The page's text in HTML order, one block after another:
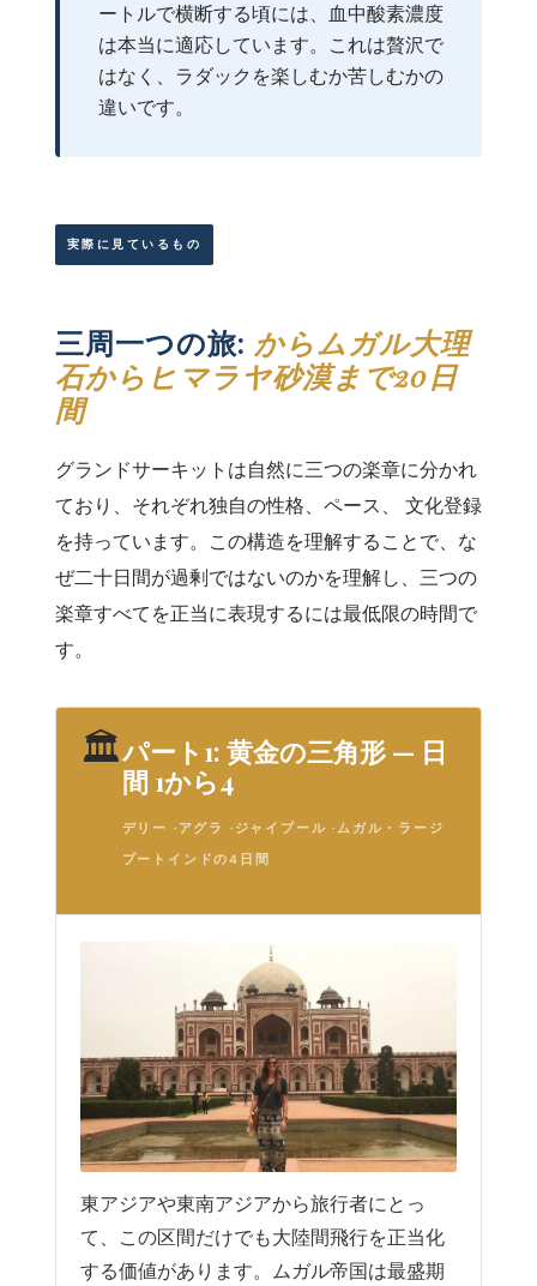
ートルで横断する頃には、血中酸素濃度
は本当に適応しています。これは贅沢で
はなく、ラダックを楽しむか苦しむかの
違いです。
実際に見ているもの
三周一つの旅: からムガル大理
石からヒマラヤ砂漠まで20日
間
グランドサーキットは自然に三つの楽章に分かれ
ており、それぞれ独自の性格、ペース、 文化登録
を持っています。この構造を理解することで、な
ぜ二十日間が過剰ではないのかを理解し、三つの
楽章すべてを正当に表現するには最低限の時間で
す。
🏛パート1: 黄金の三角形 — 日
間 1から4
デリー ·アグラ ·ジャイプール ·ムガル・ラージ
プートインドの4日間
東アジアや東南アジアから旅行者にとっ
て、この区間だけでも大陸間飛行を正当化
する価値があります。ムガル帝国は最盛期